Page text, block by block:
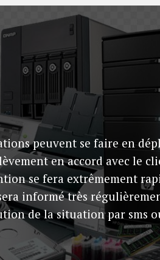
peuvent se faire en
en accord avec le
se fera extrêmement
informé très
de la situation par sms